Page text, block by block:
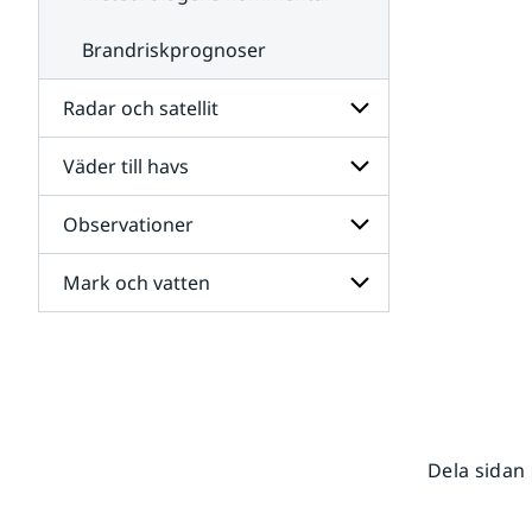
Brandriskprognoser
Radar och satellit
Undersidor
för
Radar
och
satellit
Väder till havs
Undersidor
för
Väder
till
havs
Observationer
Undersidor
för
Mark och vatten
Dela sidan